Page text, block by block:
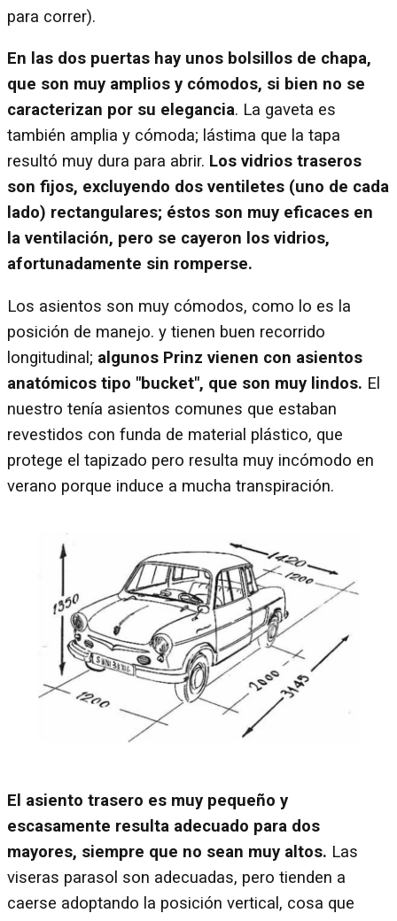
para correr).
En las dos puertas hay unos bolsillos de chapa,
que son muy amplios y cómodos, si bien no se
caracterizan por su elegancia. La gaveta es
también amplia y cómoda; lástima que la tapa
resultó muy dura para abrir. Los vidrios traseros
son fijos, excluyendo dos ventiletes (uno de cada
lado) rectangulares; éstos son muy eficaces en
la ventilación, pero se cayeron los vidrios,
afortunadamente sin romperse.
Los asientos son muy cómodos, como lo es la
posición de manejo. y tienen buen recorrido
longitudinal; algunos Prinz vienen con asientos
anatómicos tipo "bucket", que son muy lindos. El
nuestro tenía asientos comunes que estaban
revestidos con funda de material plástico, que
protege el tapizado pero resulta muy incómodo en
verano porque induce a mucha transpiración.
El asiento trasero es muy pequeño y
escasamente resulta adecuado para dos
mayores, siempre que no sean muy altos. Las
viseras parasol son adecuadas, pero tienden a
caerse adoptando la posición vertical, cosa que